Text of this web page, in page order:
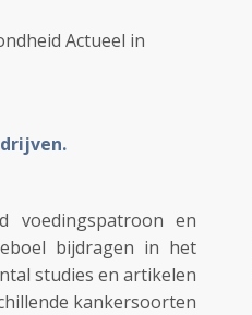
Actueel in
voedingspatroon en
bijdragen in het
studies en artikelen
kankersoorten